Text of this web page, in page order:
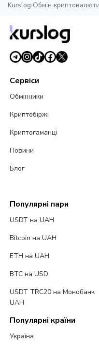
Kurslog›Обмін криптовалюти
Сервіси
Обмінники
Криптобіржі
Криптогаманці
Новини
Блог
Популярні пари
USDT на UAH
Bitcoin на UAH
ETH на UAH
BTC на USD
USDT TRC20 на Монобанк
UAH
Популярні країни
Україна